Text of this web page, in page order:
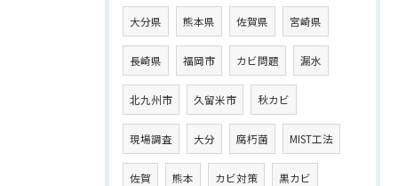
大分県 熊本県 佐賀県 宮崎県
長崎県 福岡市 カビ問題 漏水
北九州市 久留米市 秋カビ
現場調査 大分 腐朽菌 MIST工法
佐賀 熊本 カビ対策 黒カビ